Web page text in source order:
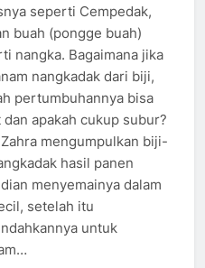
seperti Cempedak,
buah (pongge buah)
nangka. Bagaimana jika
nangkadak dari biji,
pertumbuhannya bisa
dan apakah cukup subur?
mengumpulkan biji-
hasil panen
menyemainya dalam
setelah itu
untuk